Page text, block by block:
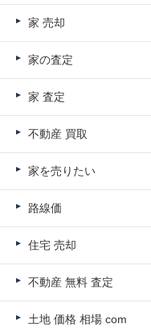
家 売却
家の査定
家 査定
不動産 買取
家を売りたい
路線価
住宅 売却
不動産 無料 査定
土地 価格 相場 com